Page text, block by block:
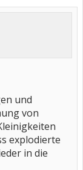
und
von
explodierte
in die